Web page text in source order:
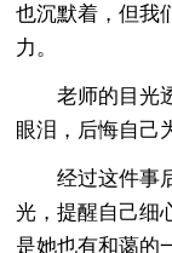
也沉默着，但我
力。
老师的目光透
眼泪，后悔自己
经过这件事后
光，提醒自己细
是她也有和蔼的